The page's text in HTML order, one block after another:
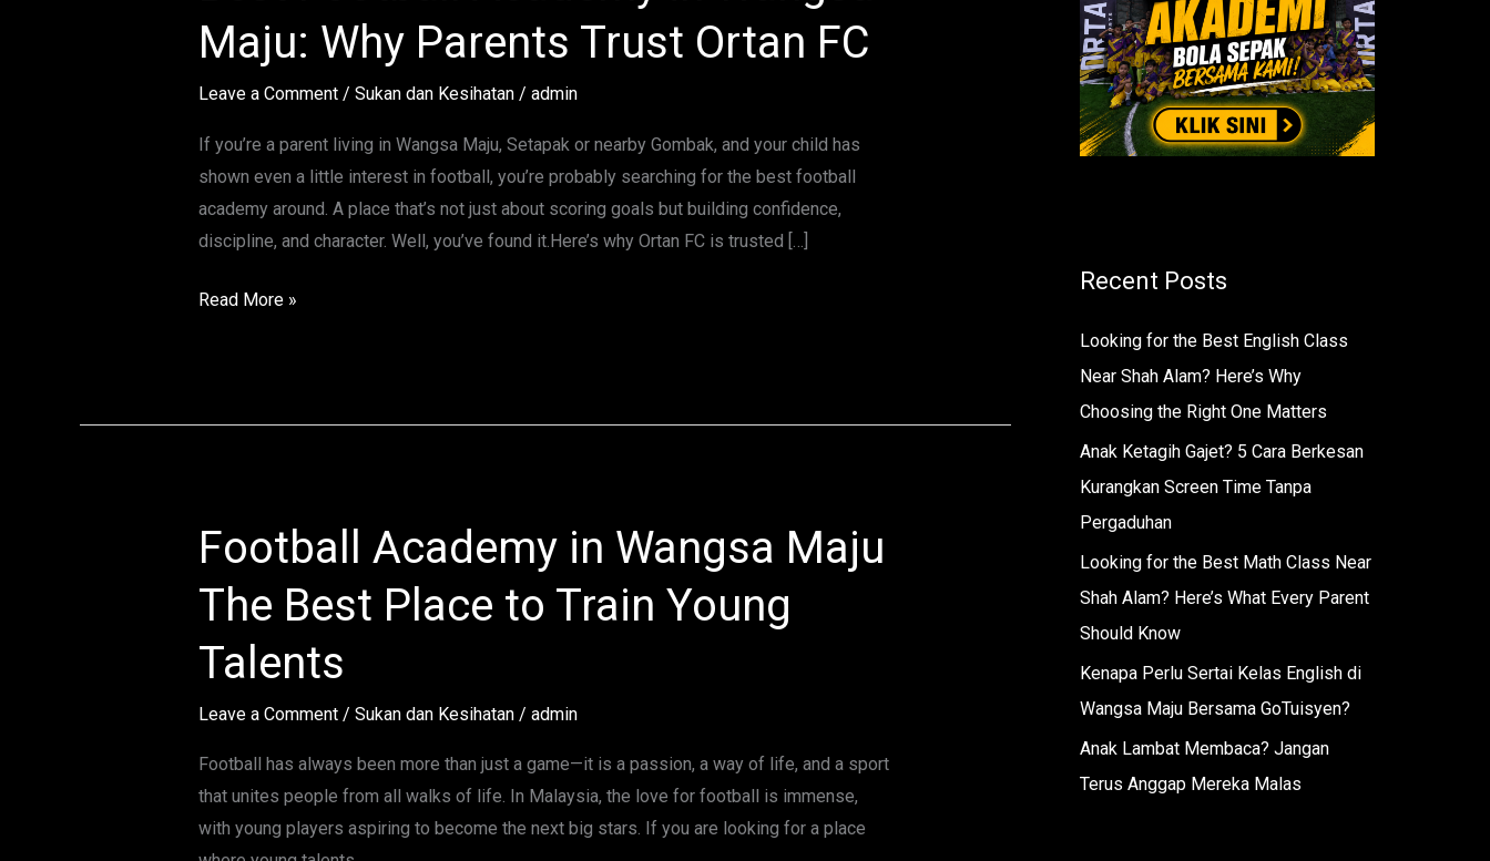
Maju: Why Parents Trust Ortan FC
Leave a Comment / Sukan dan Kesihatan/ admin
If you’re a parent living in Wangsa Maju, Setapak or nearby Gombak, and your child has
shown even a little interest in football, you’re probably searching for the best football
academy around. A place that’s not just about scoring goals but building confidence,
discipline, and character. Well, you’ve found it.Here’s why Ortan FC is trusted […]
Football
Academy
Wangsa
Maju:
Why
Parents
Trust
FC
Read More »
Football Academy in Wangsa Maju
The Best Place to Train Young
Talents
Leave a Comment / Sukan dan Kesihatan/ admin
Football has always been more than just a game—it is a passion, a way of life, and a sport
that unites people from all walks of life. In Malaysia, the love for football is immense,
with young players aspiring to become the next big stars. If you are looking for a place
Football
Academy
Maju
Place
to
Train
Young
:
Recent Posts
Looking for the Best English Class
Near Shah Alam? Here’s Why
Choosing the Right One Matters
Anak Ketagih Gajet? 5 Cara Berkesan
Kurangkan Screen Time Tanpa
Pergaduhan
Looking for the Best Math Class Near
Shah Alam? Here’s What Every Parent
Should Know
Kenapa Perlu Sertai Kelas English di
Wangsa Maju Bersama GoTuisyen?
Anak Lambat Membaca? Jangan
Terus Anggap Mereka Malas